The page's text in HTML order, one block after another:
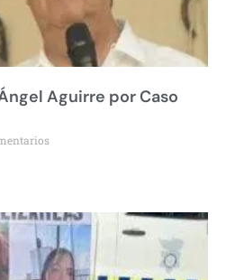
Aguirre por Caso